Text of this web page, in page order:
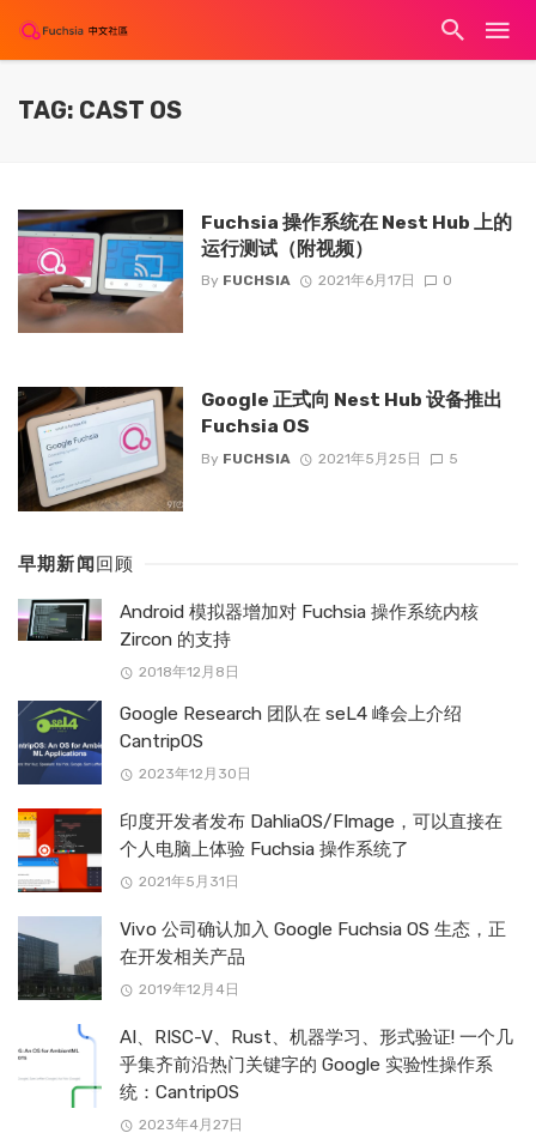
TAG: CAST OS
Fuchsia 操作系统在 Nest Hub 上的
运行测试（附视频）
By FUCHSIA 2021年6月17日 0
Google 正式向 Nest Hub 设备推出
Fuchsia OS
By FUCHSIA 2021年5月25日 5
早期新闻回顾
Android 模拟器增加对 Fuchsia 操作系统内核
Zircon 的支持
2018年12月8日
Google Research 团队在 seL4 峰会上介绍
CantripOS
2023年12月30日
印度开发者发布 DahliaOS/FImage，可以直接在
个人电脑上体验 Fuchsia 操作系统了
2021年5月31日
Vivo 公司确认加入 Google Fuchsia OS 生态，正
在开发相关产品
2019年12月4日
AI、RISC-V、Rust、机器学习、形式验证! 一个几
乎集齐前沿热门关键字的 Google 实验性操作系
统：CantripOS
2023年4月27日